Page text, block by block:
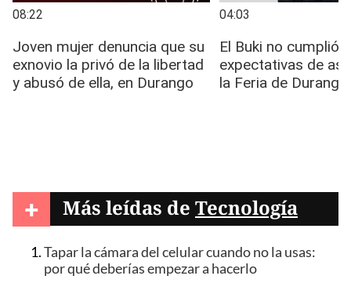
+ Más leídas de Tecnología
Tapar la cámara del celular cuando no la usas:
por qué deberías empezar a hacerlo